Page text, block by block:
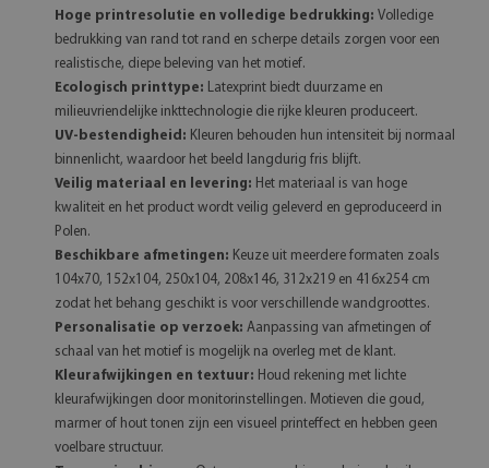
Hoge printresolutie en volledige bedrukking: Volledige
bedrukking van rand tot rand en scherpe details zorgen voor een
realistische, diepe beleving van het motief.
Ecologisch printtype: Latexprint biedt duurzame en
milieuvriendelijke inkttechnologie die rijke kleuren produceert.
UV-bestendigheid: Kleuren behouden hun intensiteit bij normaal
binnenlicht, waardoor het beeld langdurig fris blijft.
Veilig materiaal en levering: Het materiaal is van hoge
kwaliteit en het product wordt veilig geleverd en geproduceerd in
Polen.
Beschikbare afmetingen: Keuze uit meerdere formaten zoals
104x70, 152x104, 250x104, 208x146, 312x219 en 416x254 cm
zodat het behang geschikt is voor verschillende wandgroottes.
Personalisatie op verzoek: Aanpassing van afmetingen of
schaal van het motief is mogelijk na overleg met de klant.
Kleurafwijkingen en textuur: Houd rekening met lichte
kleurafwijkingen door monitorinstellingen. Motieven die goud,
marmer of hout tonen zijn een visueel printeffect en hebben geen
voelbare structuur.